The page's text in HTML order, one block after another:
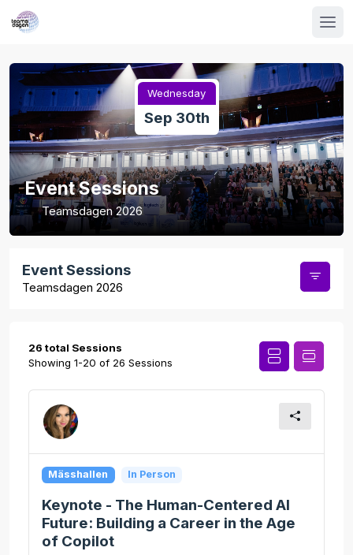
Wednesday
Sep 30th
Event Sessions
Teamsdagen 2026
Event Sessions
Teamsdagen 2026
26 total Sessions
Showing 1-20 of 26 Sessions
Mässhallen In Person
Keynote - The Human-Centered AI
Future: Building a Career in the Age
of Copilot